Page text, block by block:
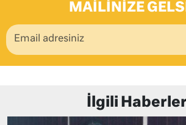
MAILINIZE
İlgili Haberler